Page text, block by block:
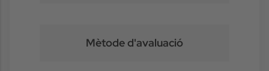
Mètode d'avaluació